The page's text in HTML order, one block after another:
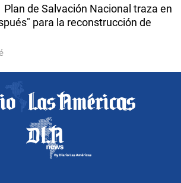
Plan de Salvación Nacional traza en
para la reconstrucción de